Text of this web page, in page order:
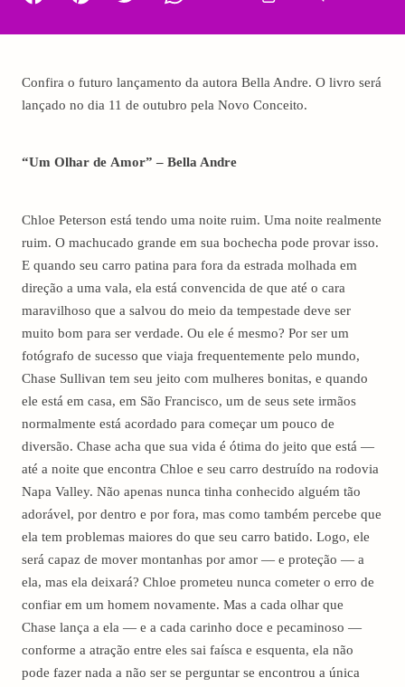
Facebook Pinterest Twitter
Confira o futuro lançamento da autora Bella Andre. O livro será
lançado no dia 11 de outubro pela Novo Conceito.
“Um Olhar de Amor” – Bella Andre
Chloe Peterson está tendo uma noite ruim. Uma noite realmente
ruim. O machucado grande em sua bochecha pode provar isso.
E quando seu carro patina para fora da estrada molhada em
direção a uma vala, ela está convencida de que até o cara
maravilhoso que a salvou do meio da tempestade deve ser
muito bom para ser verdade. Ou ele é mesmo? Por ser um
fotógrafo de sucesso que viaja frequentemente pelo mundo,
Chase Sullivan tem seu jeito com mulheres bonitas, e quando
ele está em casa, em São Francisco, um de seus sete irmãos
normalmente está acordado para começar um pouco de
diversão. Chase acha que sua vida é ótima do jeito que está —
até a noite que encontra Chloe e seu carro destruído na rodovia
Napa Valley. Não apenas nunca tinha conhecido alguém tão
adorável, por dentro e por fora, mas como também percebe que
ela tem problemas maiores do que seu carro batido. Logo, ele
será capaz de mover montanhas por amor — e proteção — a
ela, mas ela deixará? Chloe prometeu nunca cometer o erro de
confiar em um homem novamente. Mas a cada olhar que
Chase lança a ela — e a cada carinho doce e pecaminoso —
conforme a atração entre eles sai faísca e esquenta, ela não
pode fazer nada a não ser se perguntar se encontrou a única